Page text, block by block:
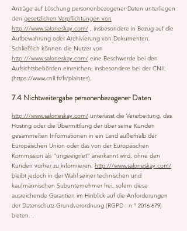
Anträge auf Löschung personenbezogener Daten unterliegen
den gesetzlichen Verpflichtungen von
http:///www.saloneskay.com/ , insbesondere in Bezug auf die
Aufbewahrung oder Archivierung von Dokumenten.
Schließlich können die Nutzer von
http:///www.saloneskay.com/ eine Beschwerde bei den
Aufsichtsbehörden einreichen, insbesondere bei der CNIL
(https://www.cnil.fr/fr/plaintes).
7.4 Nichtweitergabe personenbezogener Daten
http:///www.saloneskay.com/ unterlässt die Verarbeitung, das
Hosting oder die Übermittlung der über seine Kunden
gesammelten Informationen in ein Land außerhalb der
Europäischen Union oder das von der Europäischen
Kommission als "ungeeignet" anerkannt wird, ohne den
Kunden vorher zu informieren. http:///www.saloneskay.com/
bleibt jedoch in der Wahl seiner technischen und
kaufmännischen Subunternehmer frei, sofern diese
ausreichende Garantien im Hinblick auf die Anforderungen
der Datenschutz-Grundverordnung (RGPD : n ° 2016-679)
bieten. .